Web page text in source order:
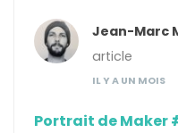
Jean-Marc
article
IL Y A UN MOIS
Portrait de Maker